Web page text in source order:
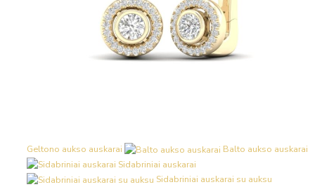
Geltono aukso auskarai
Balto aukso auskarai
Sidabriniai auskarai
Sidabriniai auskarai su auksu